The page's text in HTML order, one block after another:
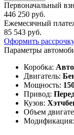
Первоначальный
446 250 руб.
Ежемесячный
85 543 руб.
Оформить
Параметры
Коробка:
Двигатель:
Мощность:
Привод:
Кузов:
Объем
Модификация: